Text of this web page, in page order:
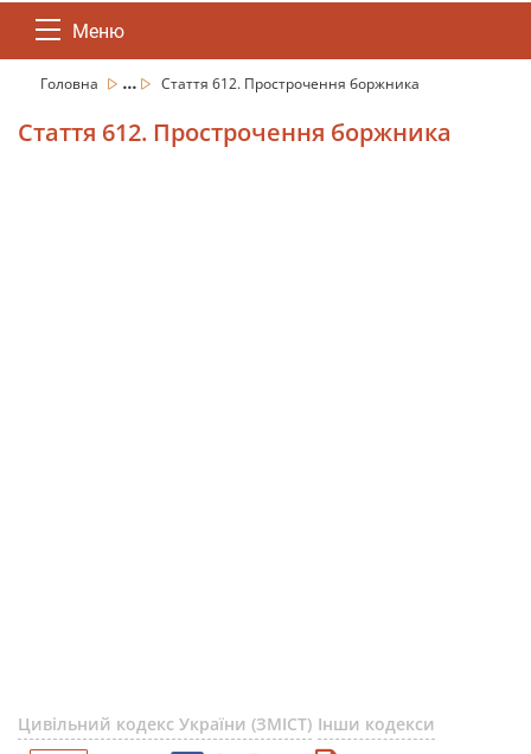
Меню
Головна ... Стаття 612. Прострочення боржника
Стаття 612. Прострочення боржника
Цивільний кодекс України (ЗМІСТ) Інши кодекси